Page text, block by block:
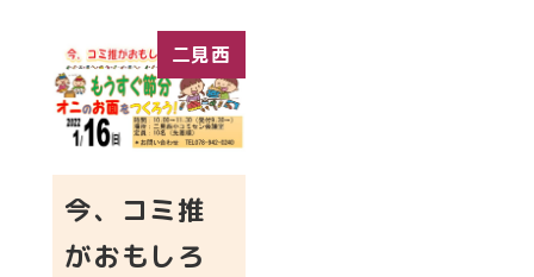
二見西
今、コミ推
がおもしろ